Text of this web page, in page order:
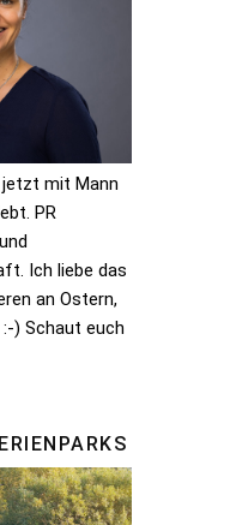
jetzt mit Mann
PR
Ich liebe das
an Ostern,
) Schaut euch